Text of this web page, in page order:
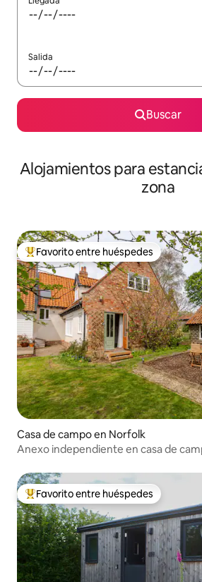
Salida
Buscar
Alojamientos para
zona
De los mejores en Favorito entre
Favorito entre huéspedes
Casa de campo en Norfolk
Anexo independiente en casa de
De los mejores en Favorito entre
Favorito entre huéspedes